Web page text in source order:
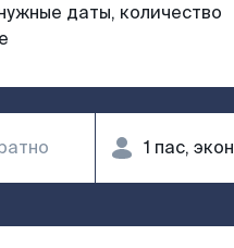
даты, количество